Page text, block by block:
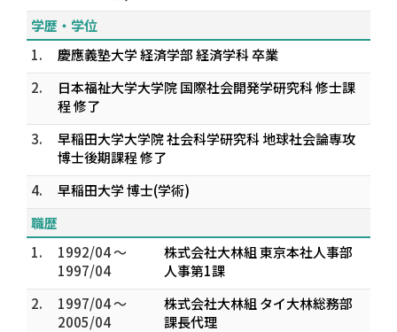
学歴・学位
1.
慶應義塾大学 経済学部 経済学科 卒業
2.
日本福祉大学大学院 国際社会開発学研究科 修士課
程 修了
3.
早稲田大学大学院 社会科学研究科 地球社会論専攻
博士後期課程 修了
4.
早稲田大学 博士(学術)
職歴
1.
1992/04 ～
1997/04
株式会社大林組 東京本社人事部
人事第1課
2.
1997/04 ～
2005/04
株式会社大林組 タイ大林総務部
課長代理